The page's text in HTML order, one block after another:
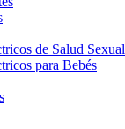
de Salud Sexual
para Bebés